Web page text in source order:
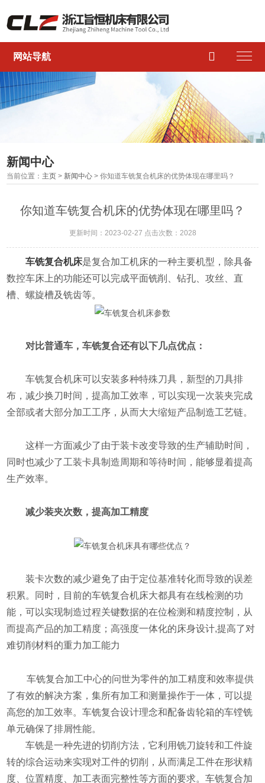
网站导航 
新闻中心
当前位置： 主页 > 新闻中心 > 你知道车铣复合机床的优势体现在哪里吗？
你知道车铣复合机床的优势体现在哪里吗？
更新时间：2023-02-27 点击次数：2028
车铣复合机床是复合加工机床的一种主要机型，除具备
数控车床上的功能还可以完成平面铣削、钻孔、攻丝、直
槽、螺旋槽及铣齿等。
对比普通车，车铣复合还有以下几点优点：
车铣复合机床可以安装多种特殊刀具，新型的刀具排
布，减少换刀时间，提高加工效率，可以实现一次装夹完成
全部或者大部分加工工序，从而大大缩短产品制造工艺链。
这样一方面减少了由于装卡改变导致的生产辅助时间，
同时也减少了工装卡具制造周期和等待时间，能够显着提高
生产效率。
减少装夹次数，提高加工精度
装卡次数的减少避免了由于定位基准转化而导致的误差
积累。同时，目前的车铣复合机床大都具有在线检测的功
能，可以实现制造过程关键数据的在位检测和精度控制，从
而提高产品的加工精度；高强度一体化的床身设计,提高了对
难切削材料的重力加工能力
车铣复合加工中心的问世为零件的加工精度和效率提供
了有效的解决方案，集所有加工和测量操作于一体，可以提
高您的加工效率。车铣复合设计理念和配备齿轮箱的车镗铣
单元确保了排屑性能。
车铣是一种先进的切削方法，它利用铣刀旋转和工件旋
转的综合运动来实现对工件的切削，从而满足工件在形状精
度、位置精度、加工表面完整性等方面的要求。车铣复合加